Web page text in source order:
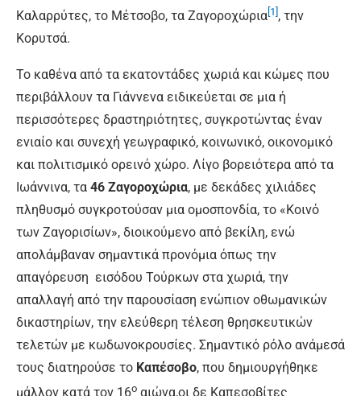
Καλαρρύτες, το Μέτσοβο, τα Ζαγοροχώρια [1] , την
Κορυτσά.
Το καθένα από τα εκατοντάδες χωριά και κώμες που
περιβάλλουν τα Γιάννενα ειδικεύεται σε μια ή
περισσότερες δραστηριότητες, συγκροτώντας έναν
ενιαίο και συνεχή γεωγραφικό, κοινωνικό, οικονομικό
και πολιτισμικό ορεινό χώρο. Λίγο βορειότερα από τα
Ιωάννινα, τα 46 Ζαγοροχώρια, με δεκάδες χιλιάδες
πληθυσμό συγκροτούσαν μια ομοσπονδία, το «Κοινό
των Ζαγορισίων», διοικούμενο από βεκίλη, ενώ
απολάμβαναν σημαντικά προνόμια όπως την
απαγόρευση εισόδου Τούρκων στα χωριά, την
απαλλαγή από την παρουσίαση ενώπιον οθωμανικών
δικαστηρίων, την ελεύθερη τέλεση θρησκευτικών
τελετών με κωδωνοκρουσίες. Σημαντικό ρόλο ανάμεσά
τους διατηρούσε το Καπέσοβο, που δημιουργήθηκε
μάλλον κατά τον 16ο αιώνα,οι δε Καπεσοβίτες